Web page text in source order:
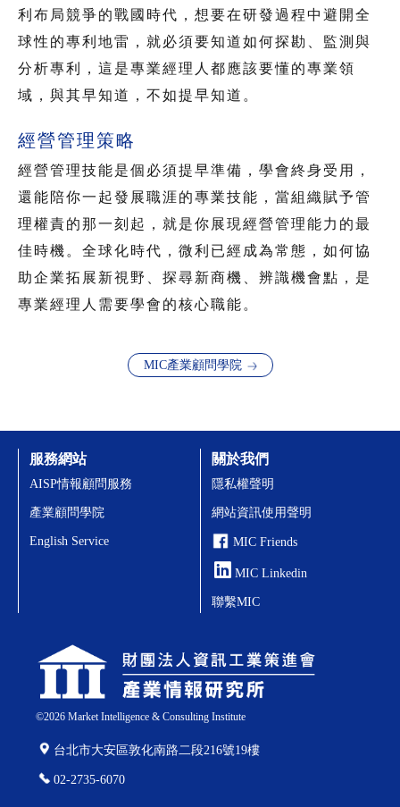
利布局競爭的戰國時代，想要在研發過程中避開全
球性的專利地雷，就必須要知道如何探勘、監測與
分析專利，這是專業經理人都應該要懂的專業領
域，與其早知道，不如提早知道。
經營管理策略
經營管理技能是個必須提早準備，學會終身受用，
還能陪你一起發展職涯的專業技能，當組織賦予管
理權責的那一刻起，就是你展現經營管理能力的最
佳時機。全球化時代，微利已經成為常態，如何協
助企業拓展新視野、探尋新商機、辨識機會點，是
專業經理人需要學會的核心職能。
MIC產業顧問學院
©2026Market Intelligence & Consulting Institute
台北市大安區敦化南路二段216號19樓
02-2735-6070
服務網站
AISP情報顧問服務
產業顧問學院
English Service
關於我們
隱私權聲明
網站資訊使用聲明
MIC Friends
MIC Linkedin
聯繫MIC